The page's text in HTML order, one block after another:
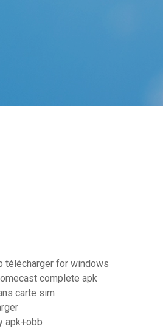
télécharger for windows
complete apk
carte sim
apk+obb